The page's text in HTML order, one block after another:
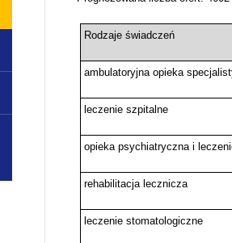
Rodzaje świadczeń
ambulatoryjna opieka
leczenie szpitalne
opieka psychiatryczna i
rehabilitacja lecznicza
leczenie stomatologiczne